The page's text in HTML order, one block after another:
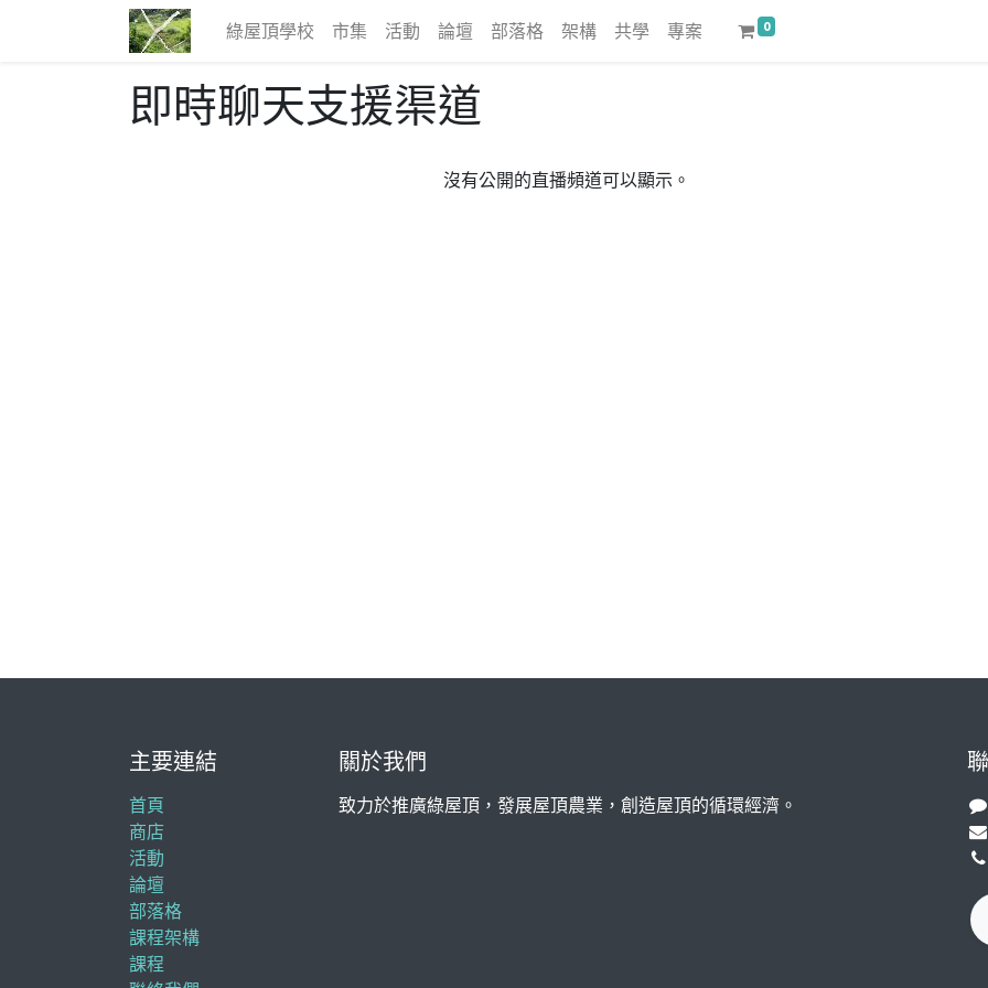
綠屋頂學校 市集 活動 論壇 部落格 架構 共學 專案 0
即時聊天支援渠道
沒有公開的直播頻道可以顯示。
主要連結
首頁
商店
活動
論壇
部落格
課程架構
課程
關於我們
致力於推廣綠屋頂，發展屋頂農業，創造屋頂的循環經濟。